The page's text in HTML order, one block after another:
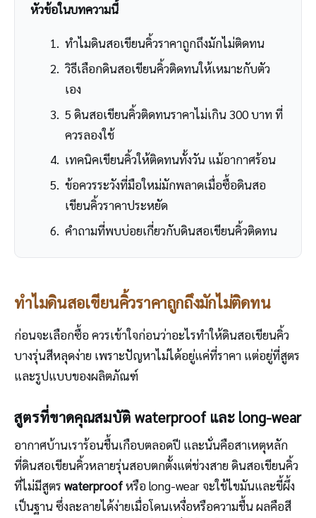
หัวข้อในบทความนี้
ทำไมดินสอเขียนคิ้วราคาถูกถึงมักไม่ติดทน
วิธีเลือกดินสอเขียนคิ้วติดทนให้เหมาะกับตัว
เอง
5 ดินสอเขียนคิ้วติดทนราคาไม่เกิน 300 บาท ที่
ควรลองใช้
เทคนิคเขียนคิ้วให้ติดทนทั้งวัน แม้อากาศร้อน
ข้อควรระวังที่มือใหม่มักพลาดเมื่อซื้อดินสอ
เขียนคิ้วราคาประหยัด
คำถามที่พบบ่อยเกี่ยวกับดินสอเขียนคิ้วติดทน
ทำไมดินสอเขียนคิ้วราคาถูกถึงมักไม่ติดทน
ก่อนจะเลือกซื้อ ควรเข้าใจก่อนว่าอะไรทำให้ดินสอเขียนคิ้ว
บางรุ่นสีหลุดง่าย เพราะปัญหาไม่ได้อยู่แค่ที่ราคา แต่อยู่ที่สูตร
และรูปแบบของผลิตภัณฑ์
สูตรที่ขาดคุณสมบัติ waterproof และ long-wear
อากาศบ้านเราร้อนชื้นเกือบตลอดปี และนั่นคือสาเหตุหลัก
ที่ดินสอเขียนคิ้วหลายรุ่นสอบตกตั้งแต่ช่วงสาย ดินสอเขียนคิ้ว
ที่ไม่มีสูตร waterproofหรือ long-wear จะใช้ไขมันและขี้ผึ้ง
เป็นฐาน ซึ่งละลายได้ง่ายเมื่อโดนเหงื่อหรือความชื้น ผลคือสี